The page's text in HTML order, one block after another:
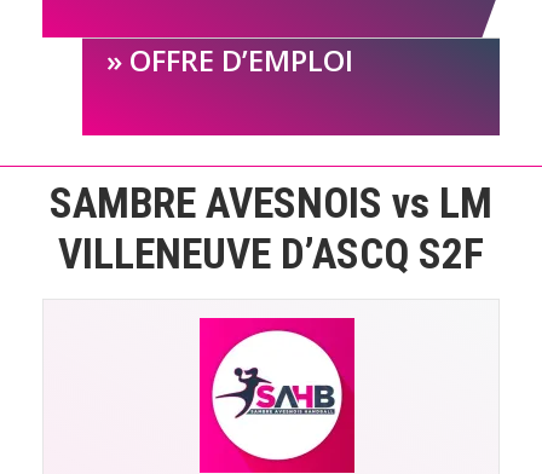
OFFRE D’EMPLOI
SAMBRE AVESNOIS vs LM
VILLENEUVE D’ASCQ S2F